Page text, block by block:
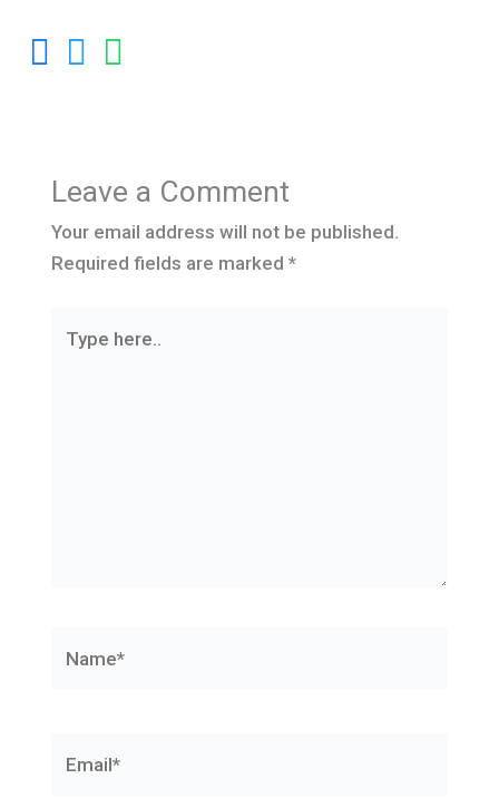
Leave a Comment
Your email address will not be published.
Required fields are marked *
here..